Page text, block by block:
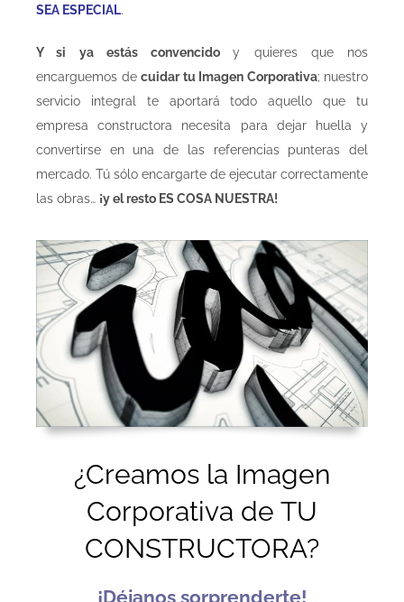
SEA ESPECIAL.
Y si ya estás convencidoy quieres que nos
encarguemos de cuidar tu Imagen Corporativa; nuestro
servicio integral te aportará todo aquello que tu
empresa constructora necesita para dejar huella y
convertirse en una de las referencias punteras del
mercado. Tú sólo encargarte de ejecutar correctamente
las obras… ¡y el resto ES COSA NUESTRA!
¿Creamos la Imagen
Corporativa de TU
CONSTRUCTORA?
¡Déjanos sorprenderte!